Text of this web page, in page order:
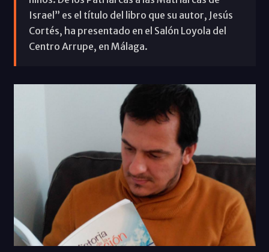
Israel” es el título del libro que su autor, Jesús
Cortés, ha presentado en el Salón Loyola del
Centro Arrupe, en Málaga.